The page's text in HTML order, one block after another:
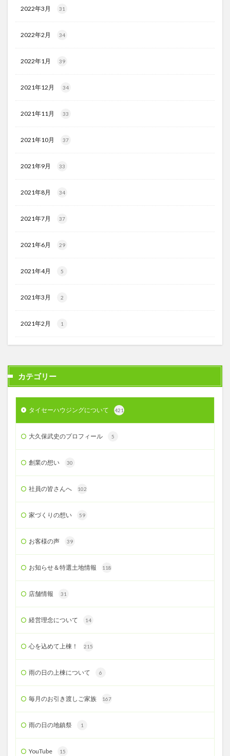
2022年3月 31
2022年2月 34
2022年1月 39
2021年12月 34
2021年11月 33
2021年10月 37
2021年9月 33
2021年8月 34
2021年7月 37
2021年6月 29
2021年4月 5
2021年3月 2
2021年2月 1
カテゴリー
タイセーハウジングについて 421
大久保武史のプロフィール 5
創業の想い 30
社員の皆さんへ 102
家づくりの想い 59
お客様の声 39
お知らせ＆特選土地情報 118
店舗情報 31
経営理念について 14
心を込めて上棟！ 215
雨の日の上棟について 6
毎月のお引き渡しご家族 167
雨の日の地鎮祭 1
YouTube 15